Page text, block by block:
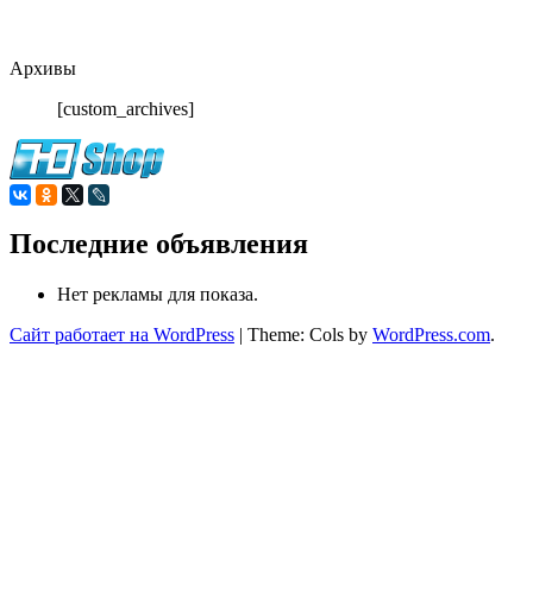
Архивы
[custom_archives]
Последние объявления
Нет рекламы для показа.
Сайт работает на WordPress | Theme: Cols by WordPress.com.